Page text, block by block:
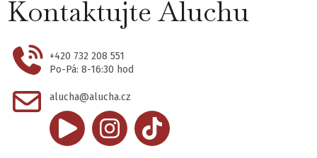
Kontaktujte Aluchu
+420 732 208 551
Po-Pá: 8-16:30 hod
alucha@alucha.cz